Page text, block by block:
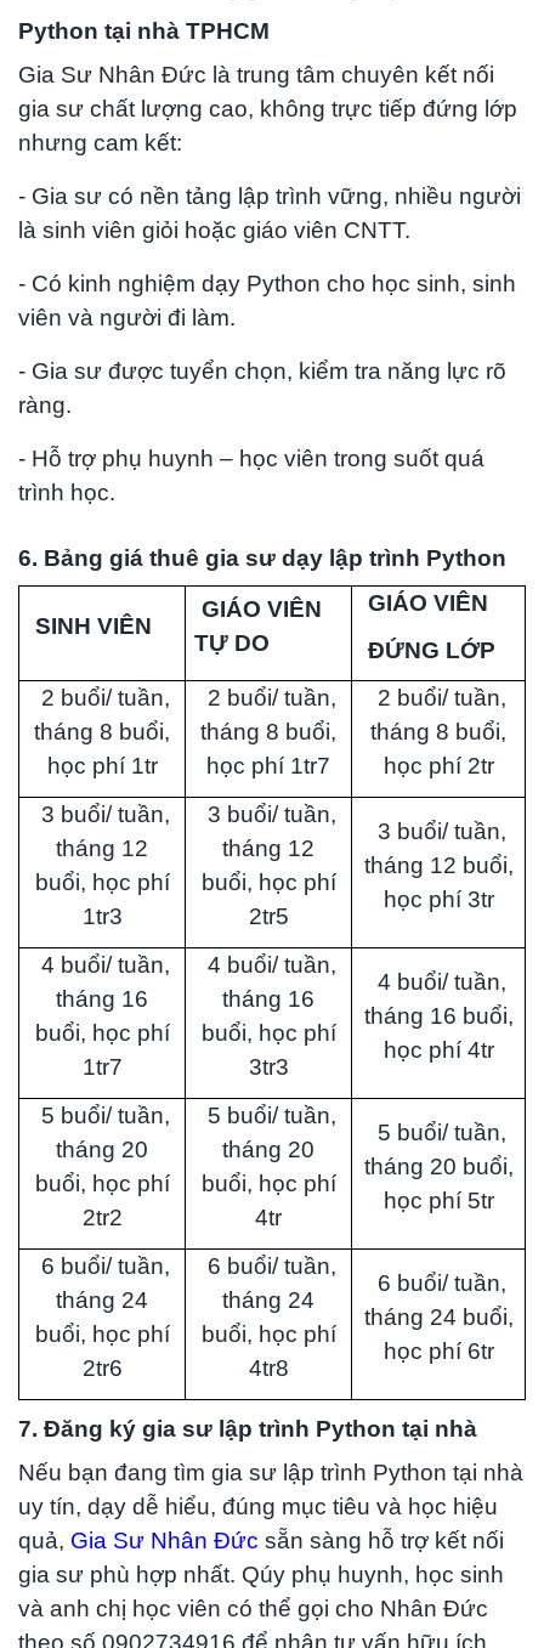
Python tại nhà TPHCM
Gia Sư Nhân Đức là trung tâm chuyên kết nối
gia sư chất lượng cao, không trực tiếp đứng lớp
nhưng cam kết:
- Gia sư có nền tảng lập trình vững, nhiều người
là sinh viên giỏi hoặc giáo viên CNTT.
- Có kinh nghiệm dạy Python cho học sinh, sinh
viên và người đi làm.
- Gia sư được tuyển chọn, kiểm tra năng lực rõ
ràng.
- Hỗ trợ phụ huynh – học viên trong suốt quá
trình học.
6. Bảng giá thuê gia sư dạy lập trình Python
SINH VIÊN
GIÁO VIÊN
TỰ DO
GIÁO VIÊN
ĐỨNG LỚP
2 buổi/ tuần,
tháng 8 buổi,
học phí 1tr
2 buổi/ tuần,
tháng 8 buổi,
học phí 1tr7
2 buổi/ tuần,
tháng 8 buổi,
học phí 2tr
3 buổi/ tuần,
tháng 12
buổi, học phí
1tr3
3 buổi/ tuần,
tháng 12
buổi, học phí
2tr5
3 buổi/ tuần,
tháng 12 buổi,
học phí 3tr
4 buổi/ tuần,
tháng 16
buổi, học phí
1tr7
4 buổi/ tuần,
tháng 16
buổi, học phí
3tr3
4 buổi/ tuần,
tháng 16 buổi,
học phí 4tr
5 buổi/ tuần,
tháng 20
buổi, học phí
2tr2
5 buổi/ tuần,
tháng 20
buổi, học phí
4tr
5 buổi/ tuần,
tháng 20 buổi,
học phí 5tr
6 buổi/ tuần,
tháng 24
buổi, học phí
2tr6
6 buổi/ tuần,
tháng 24
buổi, học phí
4tr8
6 buổi/ tuần,
tháng 24 buổi,
học phí 6tr
7. Đăng ký gia sư lập trình Python tại nhà
Nếu bạn đang tìm gia sư lập trình Python tại nhà
uy tín, dạy dễ hiểu, đúng mục tiêu và học hiệu
quả, Gia Sư Nhân Đức sẵn sàng hỗ trợ kết nối
gia sư phù hợp nhất. Qúy phụ huynh, học sinh
và anh chị học viên có thể gọi cho Nhân Đức